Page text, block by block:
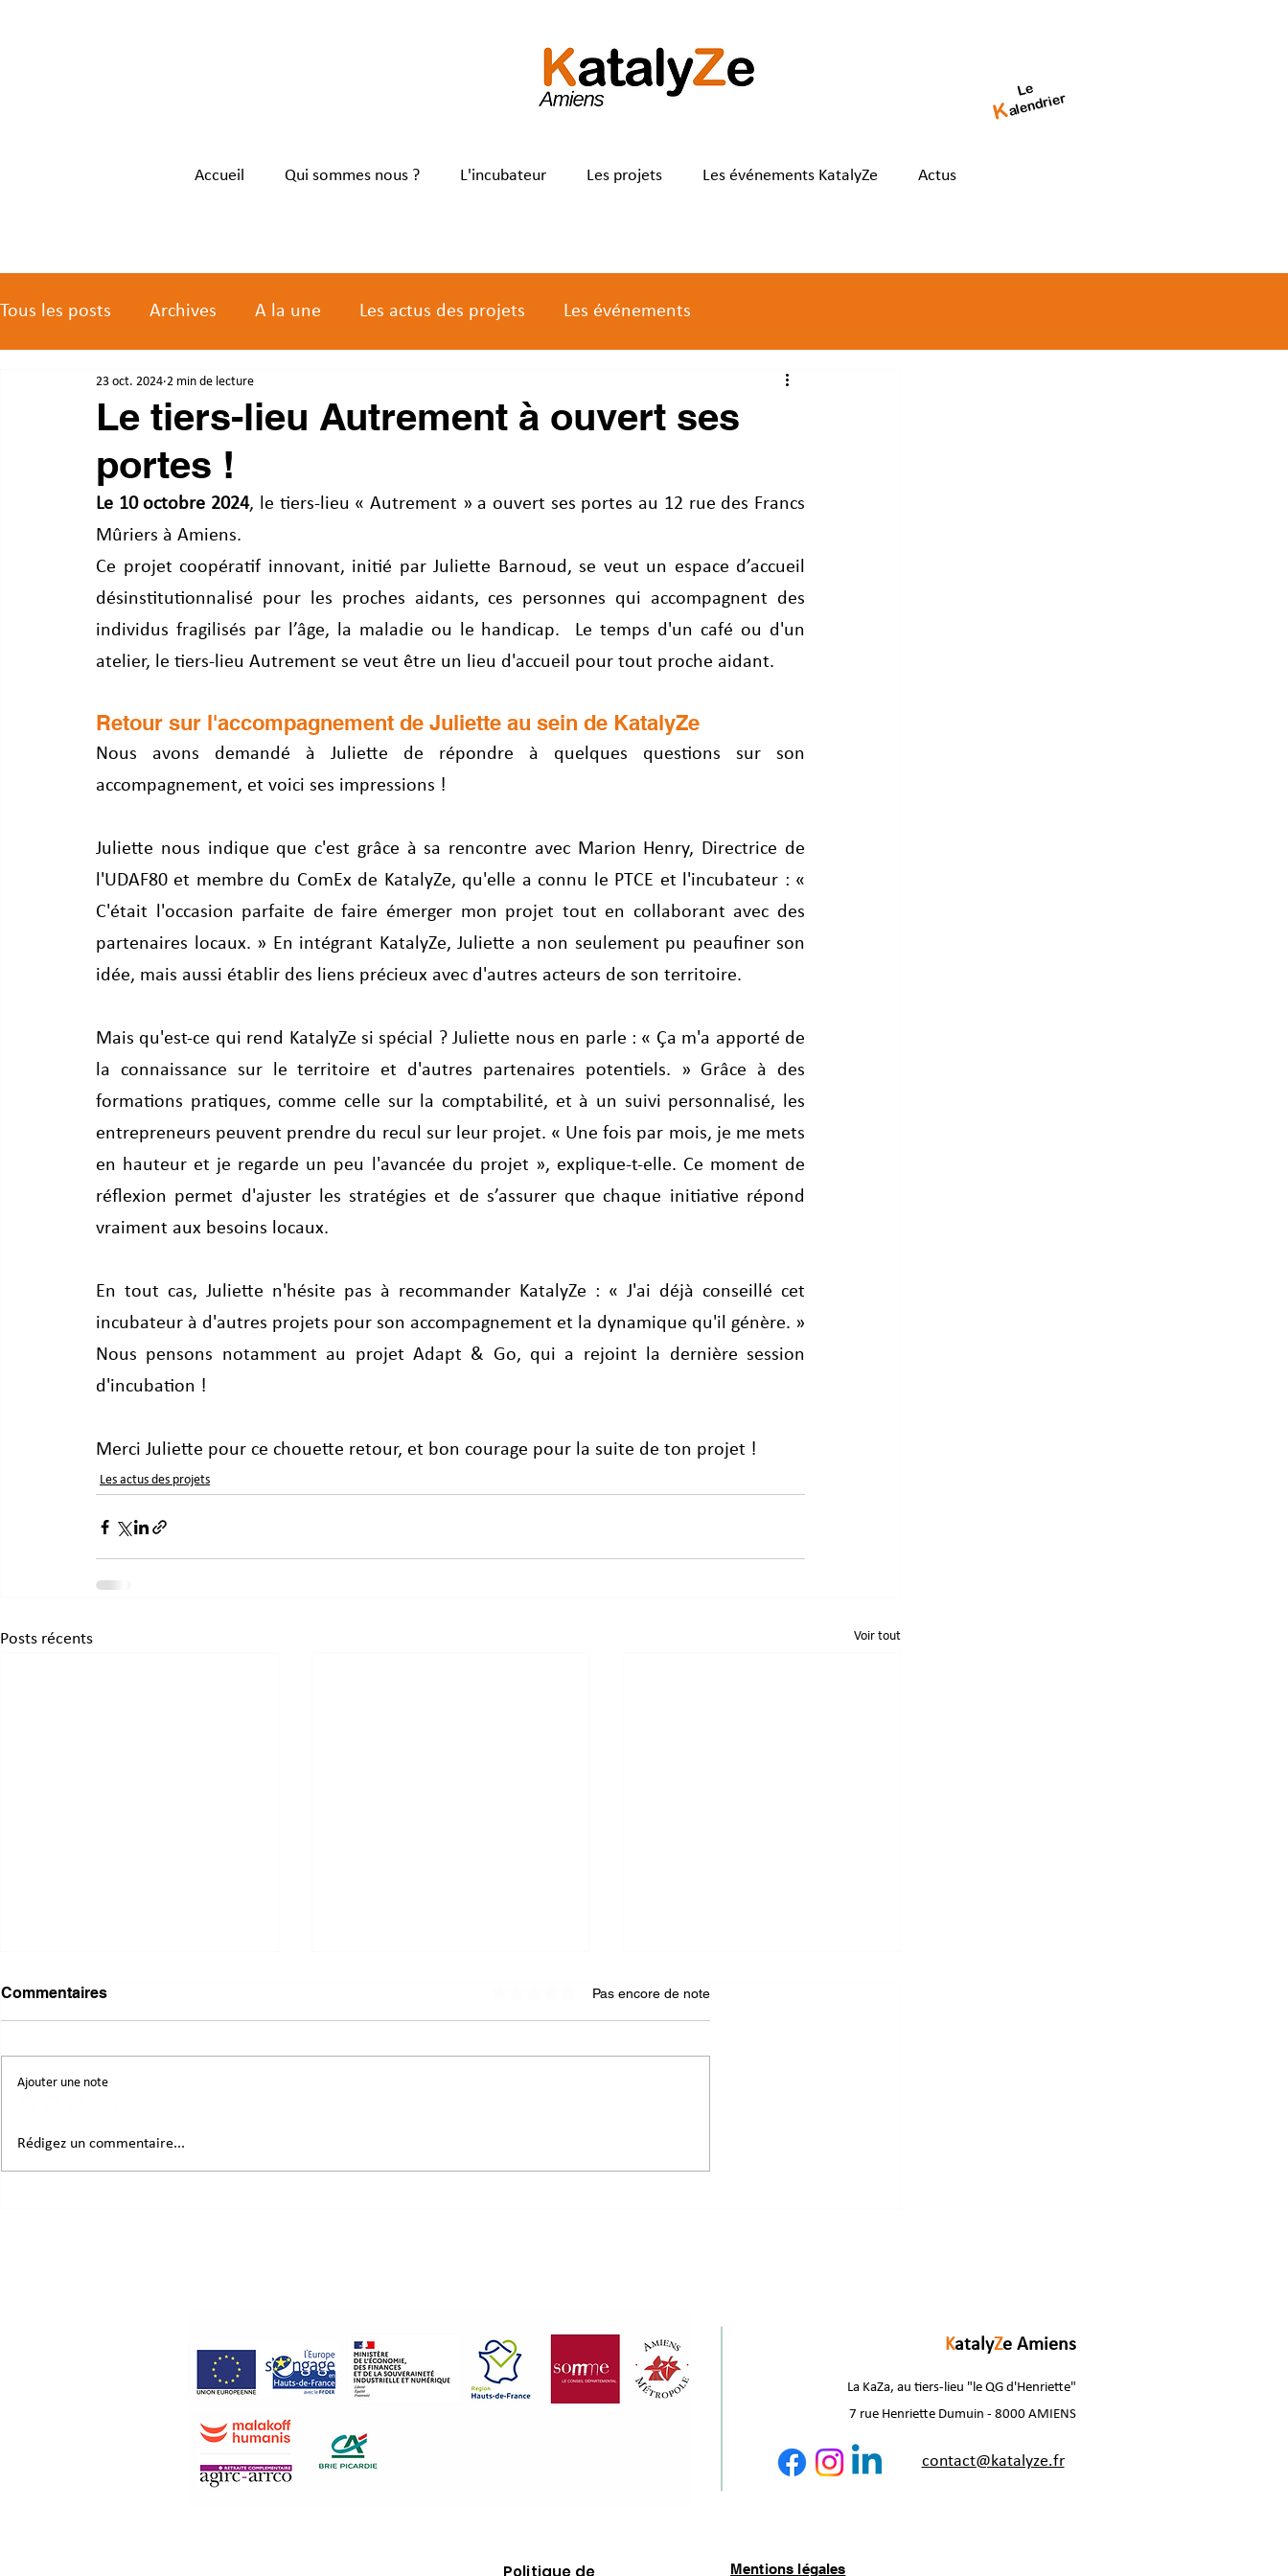
Accueil Qui sommes nous ? L'incubateur Les projets Les événements KatalyZe Actus
Le
Kalendrier
Tous les posts Archives A la une Les actus des projets Les événements
Les actus des membres
Le tiers-lieu Autrement à ouvert ses
portes !
23 oct. 2024 2 min de lecture
Le 10 octobre 2024, le tiers-lieu « Autrement » a ouvert ses portes au 12 rue des Francs
Mûriers à Amiens.
Ce projet coopératif innovant, initié par Juliette Barnoud, se veut un espace d’accueil
désinstitutionnalisé pour les proches aidants, ces personnes qui accompagnent des
individus fragilisés par l’âge, la maladie ou le handicap.  Le temps d'un café ou d'un
atelier, le tiers-lieu Autrement se veut être un lieu d'accueil pour tout proche aidant.
Retour sur l'accompagnement de Juliette au sein de KatalyZe
Nous avons demandé à Juliette de répondre à quelques questions sur son
accompagnement, et voici ses impressions !
Juliette nous indique que c'est grâce à sa rencontre avec Marion Henry, Directrice de
l'UDAF80 et membre du ComEx de KatalyZe, qu'elle a connu le PTCE et l'incubateur : «
C'était l'occasion parfaite de faire émerger mon projet tout en collaborant avec des
partenaires locaux. » En intégrant KatalyZe, Juliette a non seulement pu peaufiner son
idée, mais aussi établir des liens précieux avec d'autres acteurs de son territoire.
Mais qu'est-ce qui rend KatalyZe si spécial ? Juliette nous en parle : « Ça m'a apporté de
la connaissance sur le territoire et d'autres partenaires potentiels. » Grâce à des
formations pratiques, comme celle sur la comptabilité, et à un suivi personnalisé, les
entrepreneurs peuvent prendre du recul sur leur projet. « Une fois par mois, je me mets
en hauteur et je regarde un peu l'avancée du projet », explique-t-elle. Ce moment de
réflexion permet d'ajuster les stratégies et de s’assurer que chaque initiative répond
vraiment aux besoins locaux.
En tout cas, Juliette n'hésite pas à recommander KatalyZe : « J'ai déjà conseillé cet
incubateur à d'autres projets pour son accompagnement et la dynamique qu'il génère. »
Nous pensons notamment au projet Adapt & Go, qui a rejoint la dernière session
d'incubation !
Merci Juliette pour ce chouette retour, et bon courage pour la suite de ton projet !
Les actus des projets
Posts récents Voir tout
Mutualiser, réemployer,
Commentaires Noté 0 étoile sur 5.Pas encore de note
Ajouter une note
Rédigez un commentaire...
KatalyZe Amiens
La KaZa, au tiers-lieu "le QG d'Henriette"
7 rue Henriette Dumuin - 8000 AMIENS
contact@katalyze.fr
Mentions légales